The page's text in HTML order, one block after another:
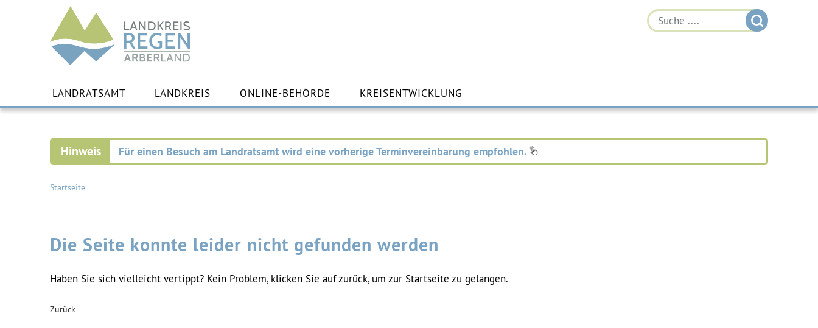
Landkreis
Regen
Inhalt
springen
LANDRATSAMT LANDKREIS ONLINE-BEHÖRDE KREISENTWICKLUNG
Für einen Besuch am Landratsamt wird eine vorherige Terminvereinbarung empfohlen.
Startseite
Die Seite konnte leider nicht gefunden werden
Haben Sie sich vielleicht vertippt? Kein Problem, klicken Sie auf zurück, um zur Startseite zu gelangen.
Zurück